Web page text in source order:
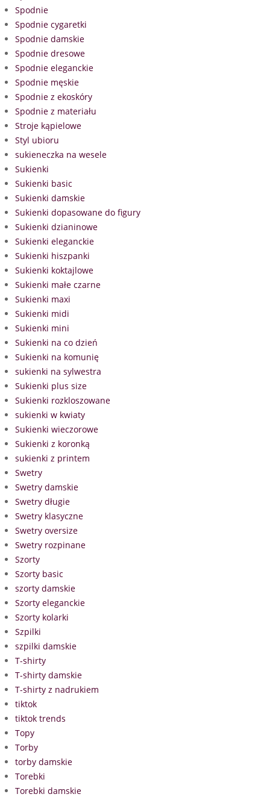
Spodnie
Spodnie cygaretki
Spodnie damskie
Spodnie dresowe
Spodnie eleganckie
Spodnie męskie
Spodnie z ekoskóry
Spodnie z materiału
Stroje kąpielowe
Styl ubioru
sukieneczka na wesele
Sukienki
Sukienki basic
Sukienki damskie
Sukienki dopasowane do figury
Sukienki dzianinowe
Sukienki eleganckie
Sukienki hiszpanki
Sukienki koktajlowe
Sukienki małe czarne
Sukienki maxi
Sukienki midi
Sukienki mini
Sukienki na co dzień
Sukienki na komunię
sukienki na sylwestra
Sukienki plus size
Sukienki rozkloszowane
sukienki w kwiaty
Sukienki wieczorowe
Sukienki z koronką
sukienki z printem
Swetry
Swetry damskie
Swetry długie
Swetry klasyczne
Swetry oversize
Swetry rozpinane
Szorty
Szorty basic
szorty damskie
Szorty eleganckie
Szorty kolarki
Szpilki
szpilki damskie
T-shirty
T-shirty damskie
T-shirty z nadrukiem
tiktok
tiktok trends
Topy
Torby
torby damskie
Torebki
Torebki damskie